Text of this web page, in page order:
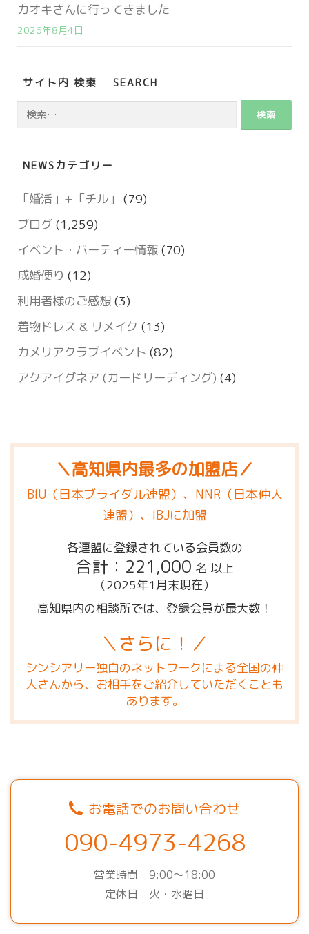
カオキさんに行ってきました
2026年8月4日
サイト内 検索 SEARCH
検
NEWSカテゴリー
「婚活」+「チル」 (79)
ブログ (1,259)
イベント・パーティー情報 (70)
成婚便り (12)
利用者様のご感想 (3)
着物ドレス & リメイク (13)
カメリアクラブイベント (82)
アクアイグネア (カードリーディング) (4)
＼高知県内最多の加盟店／
BIU（日本ブライダル連盟）、NNR（日本仲人
連盟）、IBJに加盟
各連盟に登録されている会員数の
合計：221,000 名 以上
（2025年1月末現在）
高知県内の相談所では、登録会員が最大数！
＼さらに！／
シンシアリー独自のネットワークによる全国の仲
人さんから、お相手をご紹介していただくことも
あります。
お電話でのお問い合わせ
090-4973-4268
営業時間 9:00～18:00
定休日 火・水曜日